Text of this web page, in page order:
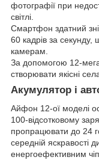
фотографії при
світлі.
Смартфон здатний
60 кадрів за секунду,
камерам.
За допомогою 12-
створювати якісні
Акумулятор і
Айфон 12-ої моделі
100-відсотковому
пропрацювати до 24
середній яскравості
енергоефективним